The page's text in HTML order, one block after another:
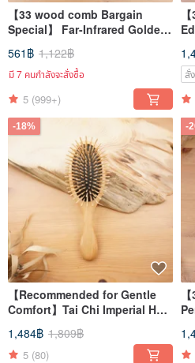
【33 wood comb Bargain
Special】 Far-Infrared Golden
Comb Upgrade Version (Dual-
Layer Cushion Patented
Buffering)
561฿ 1,122฿
มี 7 คนกำลังจะสั่งซื้อ
5 (999+)
สั่
-18%
【Recommended for Gentle
Comfort】Tai Chi Imperial Hair
Comb with Long Bristles
1,484฿ 1,809฿
5 (80)
-